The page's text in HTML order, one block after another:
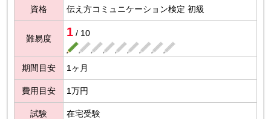
資格 伝え方コミュニケーション検定 初級
難易度
1 / 10
期間目安 1ヶ月
費用目安 1万円
試験 在宅受験